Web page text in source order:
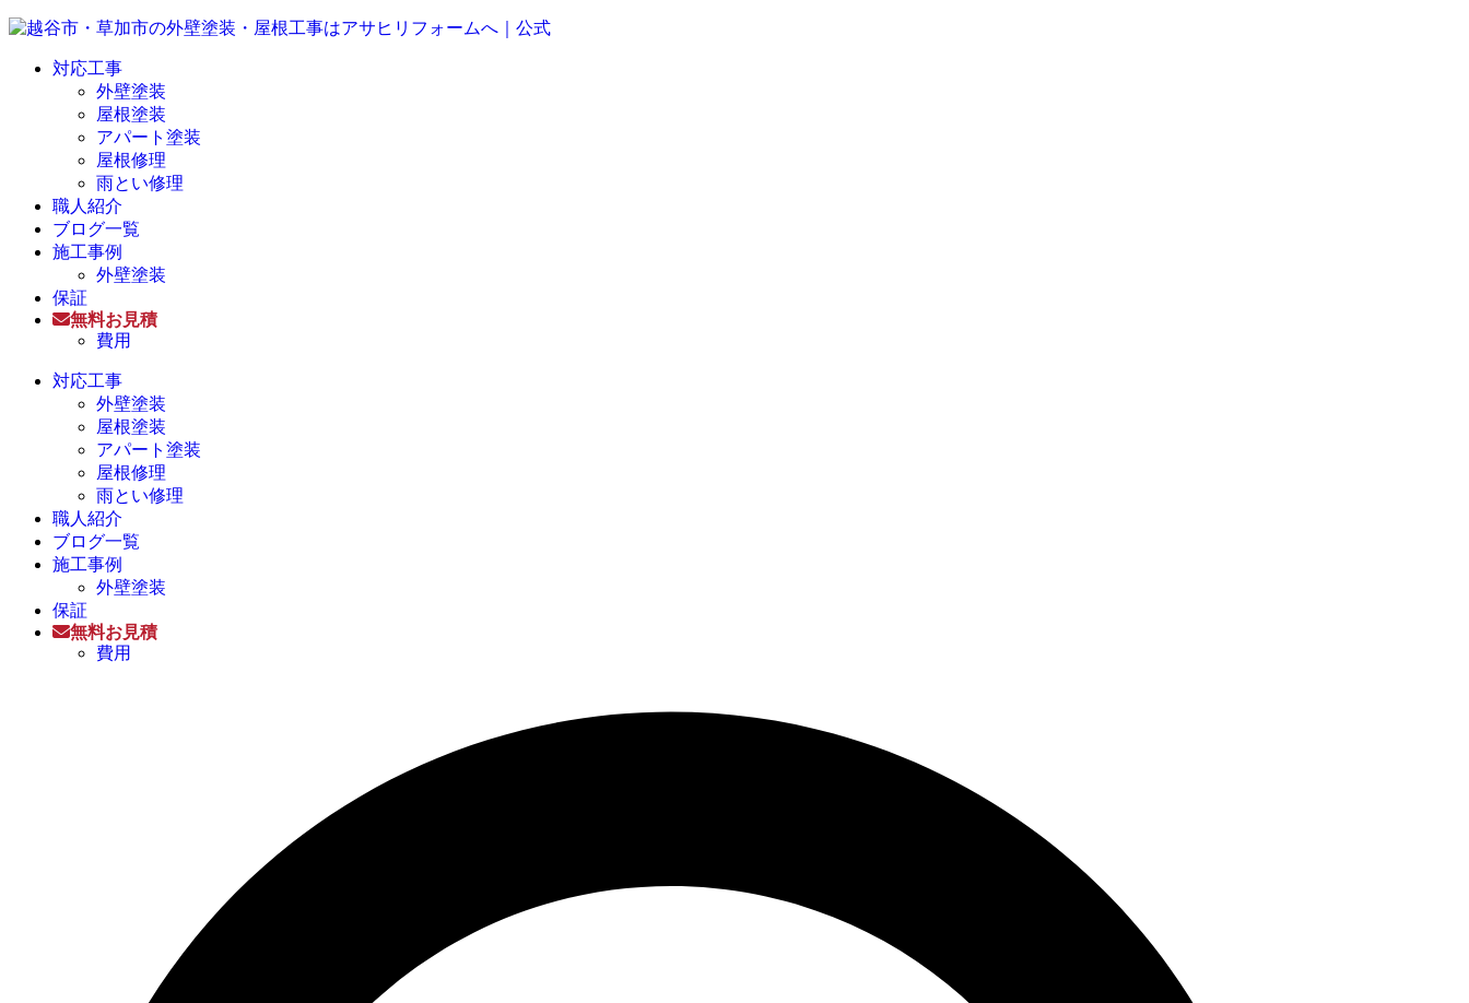
対応工事
外壁塗装
屋根塗装
アパート塗装
屋根修理
雨とい修理
職人紹介
ブログ一覧
施工事例
外壁塗装
保証
無料お見積
費用
対応工事
外壁塗装
屋根塗装
アパート塗装
屋根修理
雨とい修理
職人紹介
ブログ一覧
施工事例
外壁塗装
保証
無料お見積
費用